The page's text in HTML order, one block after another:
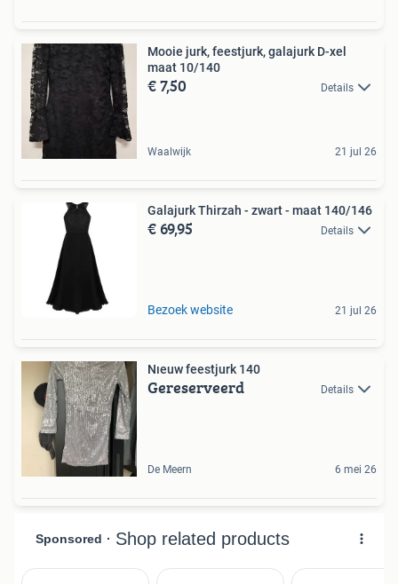
Mooie jurk, feestjurk, galajurk D-xel
maat 10/140
€ 7,50 Details
Waalwijk 21 jul 26
Galajurk Thirzah - zwart - maat 140/146
€ 69,95 Details
Bezoek website 21 jul 26
Nıeuw feestjurk 140
Gereserveerd Details
De Meern 6 mei 26